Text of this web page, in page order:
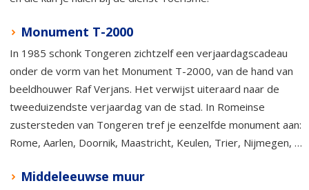
Monument T-2000
In 1985 schonk Tongeren zichtzelf een verjaardagscadeau
onder de vorm van het Monument T-2000, van de hand van
beeldhouwer Raf Verjans. Het verwijst uiteraard naar de
tweeduizendste verjaardag van de stad. In Romeinse
zustersteden van Tongeren tref je eenzelfde monument aan:
Rome, Aarlen, Doornik, Maastricht, Keulen, Trier, Nijmegen, …
Middeleeuwse muur